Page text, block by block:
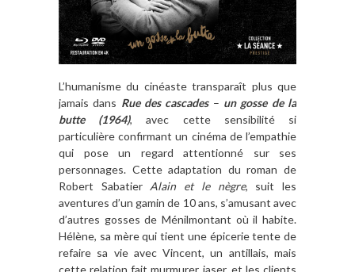
L’humanisme du cinéaste transparaît plus que
jamais dans Rue des cascades– un gosse de la
butte (1964), avec cette sensibilité si
particulière confirmant un cinéma de l’empathie
qui pose un regard attentionné sur ses
personnages. Cette adaptation du roman de
Robert Sabatier Alain et le nègre, suit les
aventures d’un gamin de 10 ans, s’amusant avec
d’autres gosses de Ménilmontant où il habite.
Hélène, sa mère qui tient une épicerie tente de
refaire sa vie avec Vincent, un antillais, mais